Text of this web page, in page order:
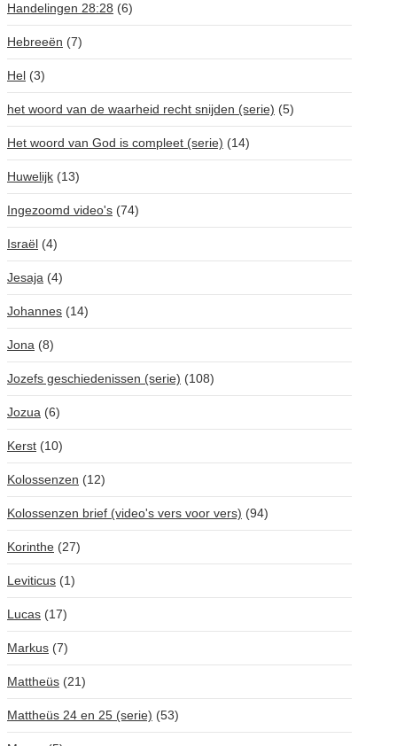
Handelingen 28:28 (6)
Hebreeën (7)
Hel (3)
het woord van de waarheid recht snijden (serie) (5)
Het woord van God is compleet (serie) (14)
Huwelijk (13)
Ingezoomd video's (74)
Israël (4)
Jesaja (4)
Johannes (14)
Jona (8)
Jozefs geschiedenissen (serie) (108)
Jozua (6)
Kerst (10)
Kolossenzen (12)
Kolossenzen brief (video's vers voor vers) (94)
Korinthe (27)
Leviticus (1)
Lucas (17)
Markus (7)
Mattheüs (21)
Mattheüs 24 en 25 (serie) (53)